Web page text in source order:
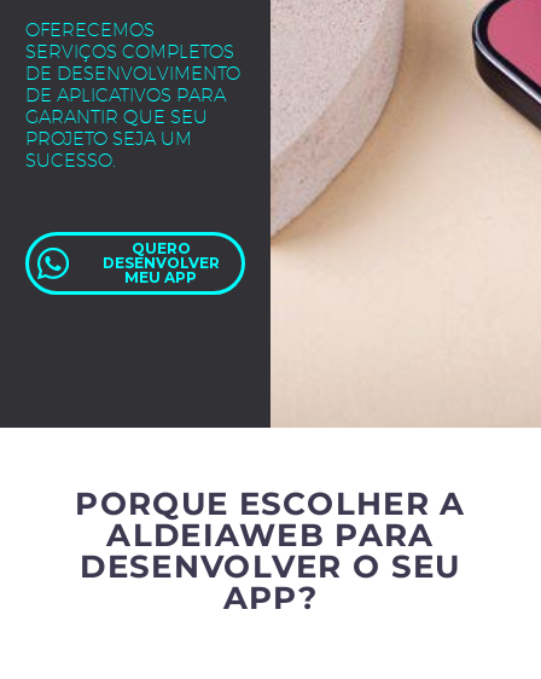
OFERECEMOS
SERVIÇOS COMPLETOS
DE DESENVOLVIMENTO
DE APLICATIVOS PARA
GARANTIR QUE SEU
PROJETO SEJA UM
SUCESSO.
QUERO
DESENVOLVER
MEU APP
PORQUE ESCOLHER A
ALDEIAWEB PARA
DESENVOLVER O SEU
APP?